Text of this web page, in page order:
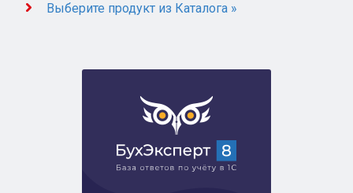
Выберите продукт из Каталога »